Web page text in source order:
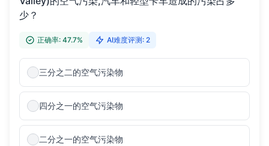
少？
正确率: 47.7% AI难度评测: 2
三分之二的空气污染物
四分之一的空气污染物
二分之一的空气污染物